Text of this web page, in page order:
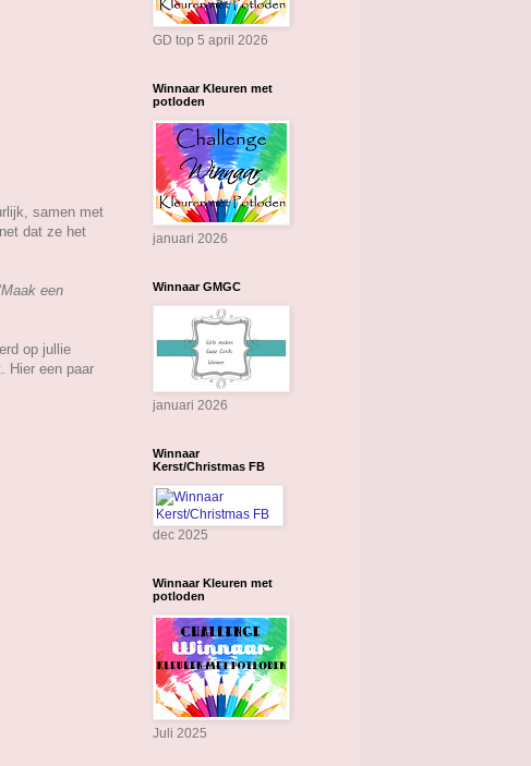
samen met
dat ze het
Maak een
op jullie
Hier een paar
GD top 5 april 2026
Winnaar Kleuren met
potloden
januari 2026
Winnaar GMGC
januari 2026
Winnaar
Kerst/Christmas FB
dec 2025
Winnaar Kleuren met
potloden
Juli 2025